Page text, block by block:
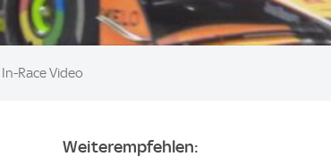
Race Video
Weiterempfehlen: